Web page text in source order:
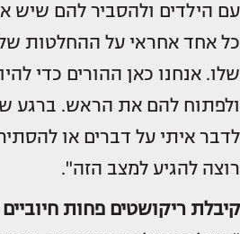
עם הילדים ולהסביר להם שיש
כל אחד אחראי על ההחלטות
שלו. אנחנו כאן ההורים כדי
ולפתוח להם את הראש. ברגע
לדבר איתי על דברים או
רוצה להגיע למצב הזה".
קיבלת ריקושטים פחות